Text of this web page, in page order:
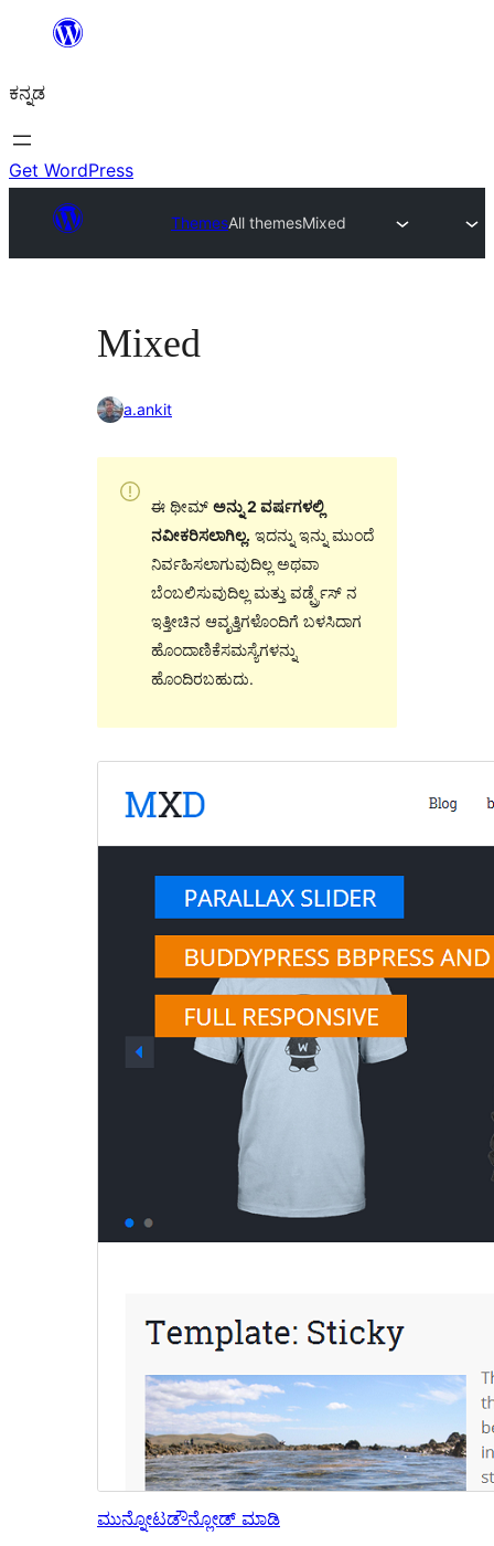
ವಿಷಯಕ್ಕೆ
ಕನ್ನಡ
Get WordPress
ThemesAll themesMixed
Mixed
a.ankit
ಈ ಥೀಮ್ ಅನ್ನು 2 ವರ್ಷಗಳಲ್ಲಿ
ನವೀಕರಿಸಲಾಗಿಲ್ಲ. ಇದನ್ನು ಇನ್ನು ಮುಂದೆ
ನಿರ್ವಹಿಸಲಾಗುವುದಿಲ್ಲ ಅಥವಾ
ಬೆಂಬಲಿಸುವುದಿಲ್ಲ ಮತ್ತು ವರ್ಡ್ಪ್ರೆಸ್ ನ
ಇತ್ತೀಚಿನ ಆವೃತ್ತಿಗಳೊಂದಿಗೆ ಬಳಸಿದಾಗ
ಹೊಂದಾಣಿಕೆಸಮಸ್ಯೆಗಳನ್ನು
ಹೊಂದಿರಬಹುದು.
ಮುನ್ನೋಟಡೌನ್ಲೋಡ್ ಮಾಡಿ